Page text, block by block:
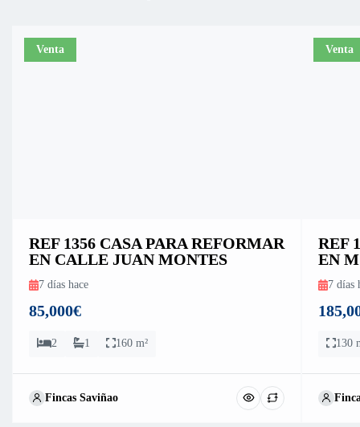
Venta
REF 1356 CASA PARA REFORMAR
EN CALLE JUAN MONTES
7 días hace
85,000€
2 1 160 m²
Fincas Saviñao
Venta
REF
EN
7 días
130